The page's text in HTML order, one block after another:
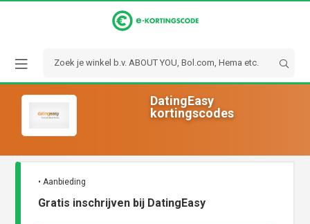
DatingEasy
kortingscodes
• Aanbieding
Gratis inschrijven bij DatingEasy